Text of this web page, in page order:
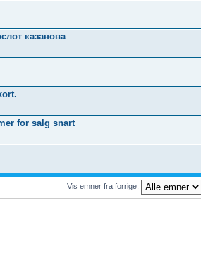
казанова
for salg snart
Vis emner fra forrige: